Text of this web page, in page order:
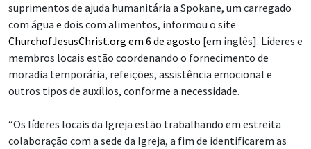
suprimentos de ajuda humanitária a Spokane, um carregado
com água e dois com alimentos, informou o site
ChurchofJesusChrist.org em 6 de agosto [em inglês]. Líderes e
membros locais estão coordenando o fornecimento de
moradia temporária, refeições, assistência emocional e
outros tipos de auxílios, conforme a necessidade.
“Os líderes locais da Igreja estão trabalhando em estreita
colaboração com a sede da Igreja, a fim de identificarem as